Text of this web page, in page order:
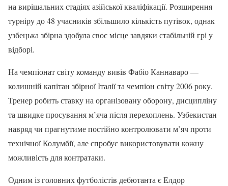
на вирішальних стадіях азійської кваліфікації. Розширення
турніру до 48 учасників збільшило кількість путівок, однак
узбецька збірна здобула своє місце завдяки стабільній грі у
відборі.
На чемпіонат світу команду вивів Фабіо Каннаваро —
колишній капітан збірної Італії та чемпіон світу 2006 року.
Тренер робить ставку на організовану оборону, дисципліну
та швидке просування м’яча після перехоплень. Узбекистан
навряд чи прагнутиме постійно контролювати м’яч проти
технічної Колумбії, але спробує використовувати кожну
можливість для контратаки.
Одним із головних футболістів дебютанта є Елдор